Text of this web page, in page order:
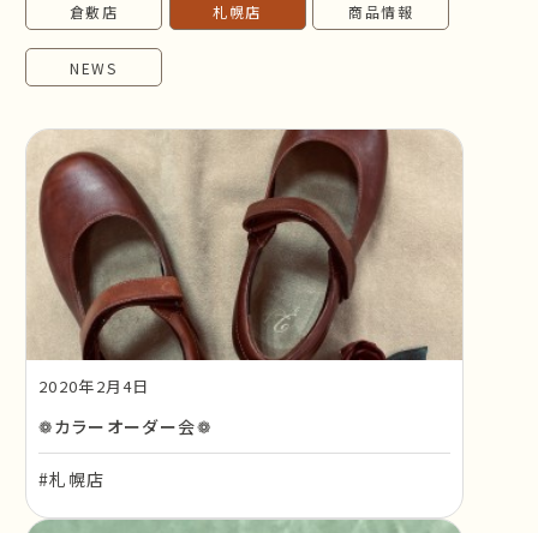
倉敷店 札幌店 商品情報
NEWS
2020年2月4日
❁カラーオーダー会❁
#札幌店